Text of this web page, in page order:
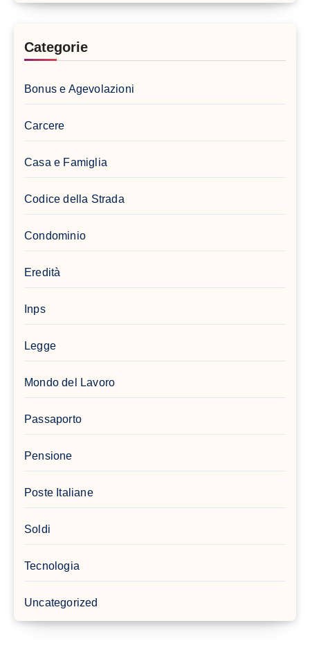
Categorie
Bonus e Agevolazioni
Carcere
Casa e Famiglia
Codice della Strada
Condominio
Eredità
Inps
Legge
Mondo del Lavoro
Passaporto
Pensione
Poste Italiane
Soldi
Tecnologia
Uncategorized